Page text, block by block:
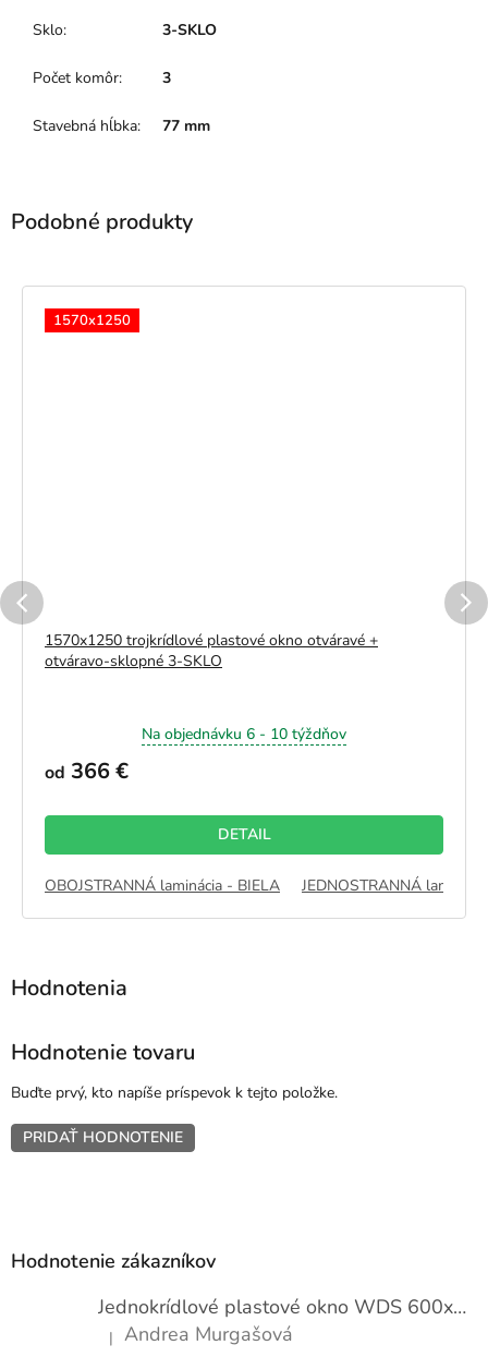
Sklo: 3-SKLO
Počet komôr: 3
Stavebná hĺbka: 77 mm
1570x1250
1570x1250 trojkrídlové plastové okno otváravé +
otváravo-sklopné 3-SKLO
Na objednávku 6 - 10 týždňov
od 366 €
DETAIL
OBOJSTRANNÁ laminácia - BIELA JEDNOSTRANNÁ
Hodnotenie tovaru
Buďte prvý, kto napíše príspevok k tejto položke.
PRIDAŤ HODNOTENIE
Hodnotenie zákazníkov
Jednokrídlové plastové okno WDS 600x1000
Hodnotenie produktu je 5 z 5 hviezdičiek.
| Andrea Murgašová